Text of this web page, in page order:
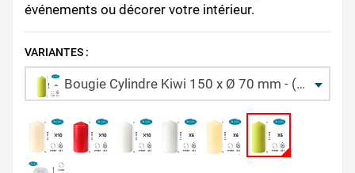
événements ou décorer votre intérieur.
VARIANTES :
Bougie Cylindre Kiwi 150 x Ø 70 mm - (Lot de 10) - Durée 50h